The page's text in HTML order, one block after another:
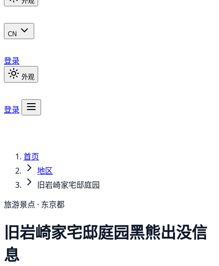
CN
登录
外观
登录
首页
地区
旧岩崎家宅邸庭园
旅游景点 · 东京都
旧岩崎家宅邸庭园黑熊出没信
息